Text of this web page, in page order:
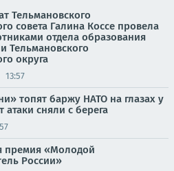
Тельмановского
совета Галина Коссе провела
отдела образования
Тельмановского
округа
13:57
топят баржу НАТО на глазах у
сняли с берега
премия «Молодой
России»